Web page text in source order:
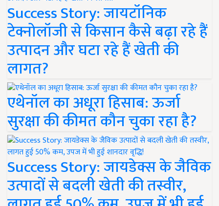
Success Story: जायटॉनिक
टेक्नोलॉजी से किसान कैसे बढ़ा रहे हैं
उत्पादन और घटा रहे हैं खेती की
लागत?
एथेनॉल का अधूरा हिसाब: ऊर्जा
सुरक्षा की कीमत कौन चुका रहा है?
Success Story: जायडेक्स के जैविक
उत्पादों से बदली खेती की तस्वीर,